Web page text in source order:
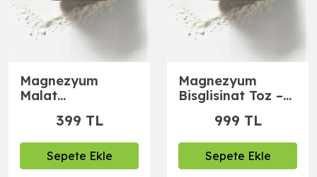
Magnezyum
Malat
malate)399 TL
Sepete Ekle
Magnezyum
Bisglisinat Toz –
Emilimli
Magnezyum
Kaynağı | Ham
Toz Mineral
999 TL
Sepete Ekle